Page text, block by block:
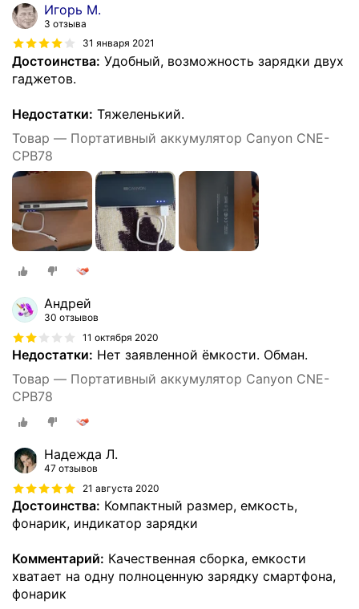
Игорь М.
3 отзыва
31 января 2021
Достоинства: Удобный, возможность зарядки двух
гаджетов.
Недостатки: Тяжеленький.
Товар — Портативный аккумулятор Canyon CNE-
CPB78
Андрей
30 отзывов
11 октября 2020
Недостатки: Нет заявленной ёмкости. Обман.
Товар — Портативный аккумулятор Canyon CNE-
CPB78
Надежда Л.
47 отзывов
21 августа 2020
Достоинства: Компактный размер, емкость,
фонарик, индикатор зарядки
Комментарий: Качественная сборка, емкости
хватает на одну полноценную зарядку смартфона,
фонарик